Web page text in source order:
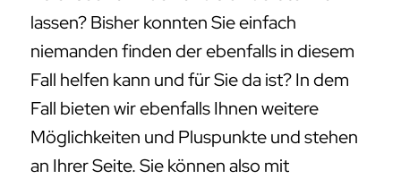
lassen? Bisher konnten Sie einfach
niemanden finden der ebenfalls in diesem
Fall helfen kann und für Sie da ist? In dem
Fall bieten wir ebenfalls Ihnen weitere
Möglichkeiten und Pluspunkte und stehen
an Ihrer Seite. Sie können also mit